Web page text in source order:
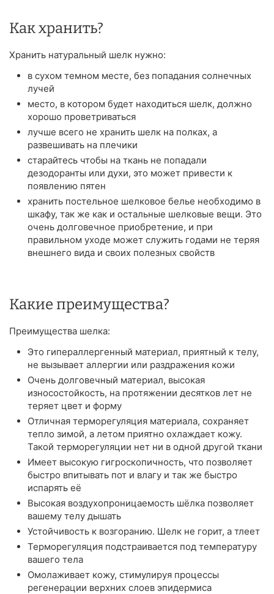
Как хранить?
Хранить натуральный шелк нужно:
в сухом темном месте, без попадания солнечных
лучей
место, в котором будет находиться шелк, должно
хорошо проветриваться
лучше всего не хранить шелк на полках, а
развешивать на плечики
старайтесь чтобы на ткань не попадали
дезодоранты или духи, это может привести к
появлению пятен
хранить постельное шелковое белье необходимо в
шкафу, так же как и остальные шелковые вещи. Это
очень долговечное приобретение, и при
правильном уходе может служить годами не теряя
внешнего вида и своих полезных свойств
Какие преимущества?
Преимущества шелка:
Это гипераллергенный материал, приятный к телу,
не вызывает аллергии или раздражения кожи
Очень долговечный материал, высокая
износостойкость, на протяжении десятков лет не
теряет цвет и форму
Отличная терморегуляция материала, сохраняет
тепло зимой, а летом приятно охлаждает кожу.
Такой терморегуляции нет ни в одной другой ткани
Имеет высокую гигроскопичность, что позволяет
быстро впитывать пот и влагу и так же быстро
испарять её
Высокая воздухопроницаемость шёлка позволяет
вашему телу дышать
Устойчивость к возгоранию. Шелк не горит, а тлеет
Терморегуляция подстраивается под температуру
вашего тела
Омолаживает кожу, стимулируя процессы
регенерации верхних слоев эпидермиса